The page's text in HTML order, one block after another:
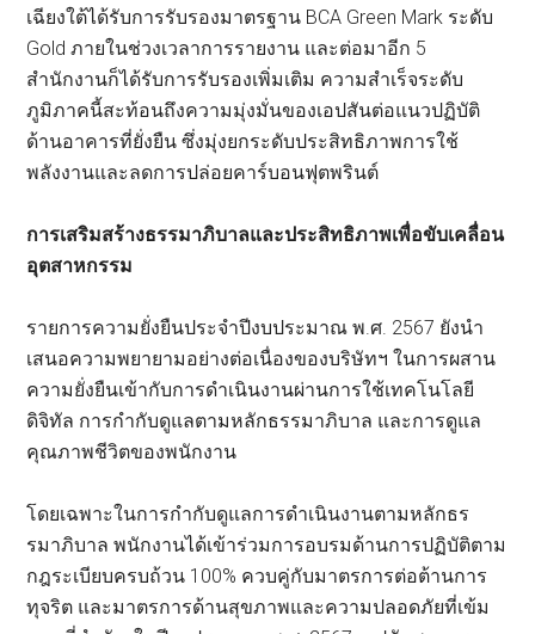
เฉียงใต้ได้รับการรับรองมาตรฐาน BCA Green Mark ระดับ
Gold ภายในช่วงเวลาการรายงาน และต่อมาอีก 5
สำนักงานก็ได้รับการรับรองเพิ่มเติม ความสำเร็จระดับ
ภูมิภาคนี้สะท้อนถึงความมุ่งมั่นของเอปสันต่อแนวปฏิบัติ
ด้านอาคารที่ยั่งยืน ซึ่งมุ่งยกระดับประสิทธิภาพการใช้
พลังงานและลดการปล่อยคาร์บอนฟุตพรินต์
การเสริมสร้างธรรมาภิบาลและประสิทธิภาพเพื่อขับเคลื่อน
อุตสาหกรรม
รายการความยั่งยืนประจำปีงบประมาณ พ.ศ. 2567 ยังนำ
เสนอความพยายามอย่างต่อเนื่องของบริษัทฯ ในการผสาน
ความยั่งยืนเข้ากับการดำเนินงานผ่านการใช้เทคโนโลยี
ดิจิทัล การกำกับดูแลตามหลักธรรมาภิบาล และการดูแล
คุณภาพชีวิตของพนักงาน
โดยเฉพาะในการกำกับดูแลการดำเนินงานตามหลักธร
รมาภิบาล พนักงานได้เข้าร่วมการอบรมด้านการปฏิบัติตาม
กฎระเบียบครบถ้วน 100% ควบคู่กับมาตรการต่อต้านการ
ทุจริต และมาตรการด้านสุขภาพและความปลอดภัยที่เข้ม